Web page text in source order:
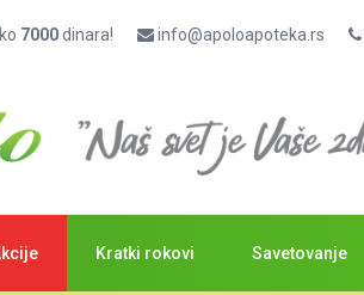
7000dinara! info@apoloapoteka.rs
Kratki rokovi Savetovanje